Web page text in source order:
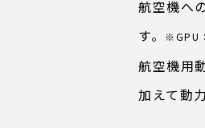
航空機へ
す。
※GPU
航空機用
加えて動